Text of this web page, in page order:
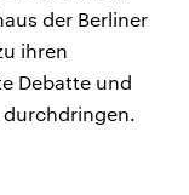
der Berliner
ihren
Debatte und